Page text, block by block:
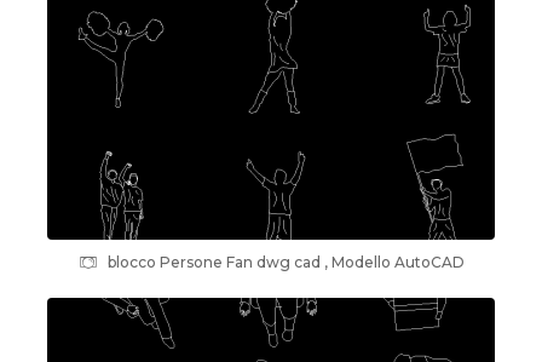
blocco Persone Fan dwg cad , Modello AutoCAD